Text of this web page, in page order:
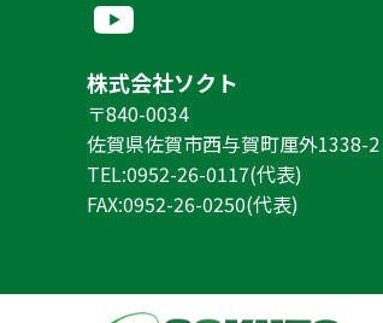
株式会社ソクト
〒840-0034
佐賀県佐賀市西与賀町厘外1338-2
TEL:0952-26-0117(代表)
FAX:0952-26-0250(代表)